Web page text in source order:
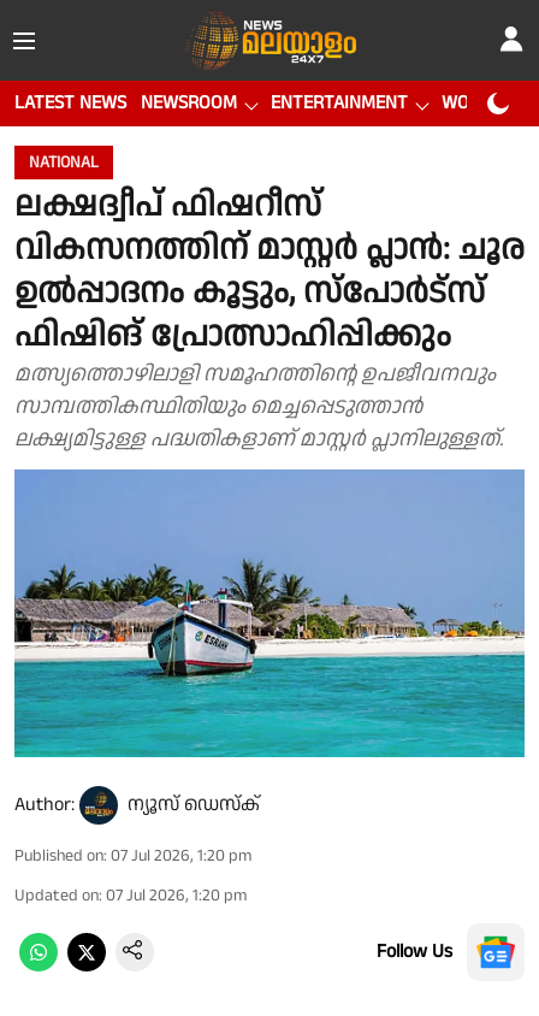
LATEST NEWS NEWSROOM ENTERTAINMENT WORLD CUP
NATIONAL
ലക്ഷദ്വീപ് ഫിഷറീസ്
വികസനത്തിന് മാസ്റ്റര്‍ പ്ലാന്‍: ചൂര
ഉൽപ്പാദനം കൂട്ടും, സ്പോർട്സ്
ഫിഷിങ് പ്രോത്സാഹിപ്പിക്കും
മത്സ്യത്തൊഴിലാളി സമൂഹത്തിന്റെ ഉപജീവനവും
സാമ്പത്തികസ്ഥിതിയും മെച്ചപ്പെടുത്താൻ
ലക്ഷ്യമിട്ടുള്ള പദ്ധതികളാണ് മാസ്റ്റർ പ്ലാനിലുള്ളത്.
Author: ന്യൂസ് ഡെസ്ക്
Published on: 07 Jul 2026, 1:20 pm
Updated on: 07 Jul 2026, 1:20 pm
Follow Us